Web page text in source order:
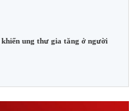
ung thư gia tăng ở người